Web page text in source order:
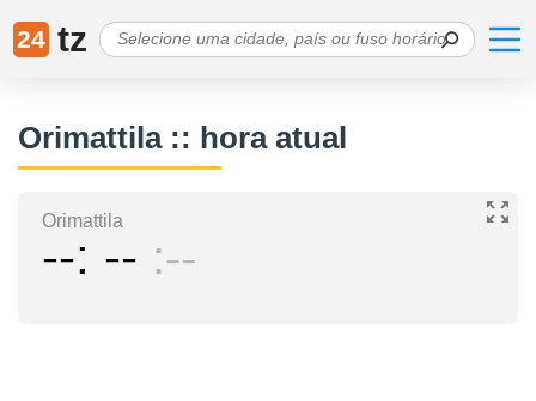
24 tz
Orimattila :: hora atual
Orimattila
-- -- --